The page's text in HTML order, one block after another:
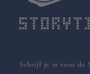
Schrijf je in voor de